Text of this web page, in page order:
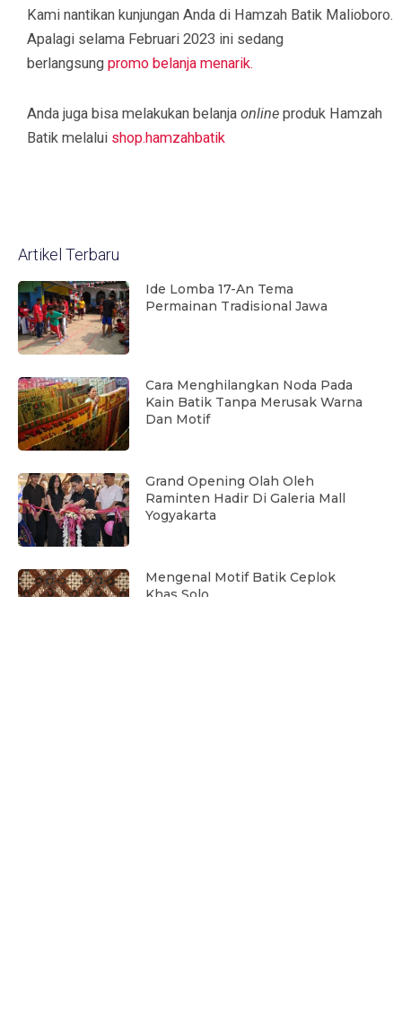
Kami nantikan kunjungan Anda di Hamzah Batik Malioboro.
Apalagi selama Februari 2023 ini sedang
berlangsung promo belanja menarik.
Anda juga bisa melakukan belanja online produk Hamzah
Batik melalui shop.hamzahbatik
Artikel Terbaru
Ide Lomba 17-An Tema
Permainan Tradisional Jawa
Cara Menghilangkan Noda Pada
Kain Batik Tanpa Merusak Warna
Dan Motif
Grand Opening Olah Oleh
Raminten Hadir Di Galeria Mall
Yogyakarta
Mengenal Motif Batik Ceplok
Khas Solo